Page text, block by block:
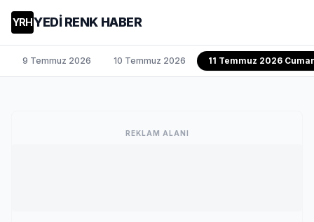
YRHYEDİ RENK HABER
9 Temmuz 2026 10 Temmuz 2026 11 Temmuz 2026
REKLAM ALANI